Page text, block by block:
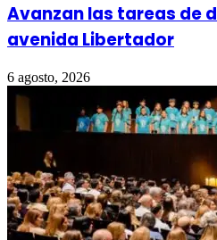
Avanzan las tareas de
avenida Libertador
6 agosto, 2026